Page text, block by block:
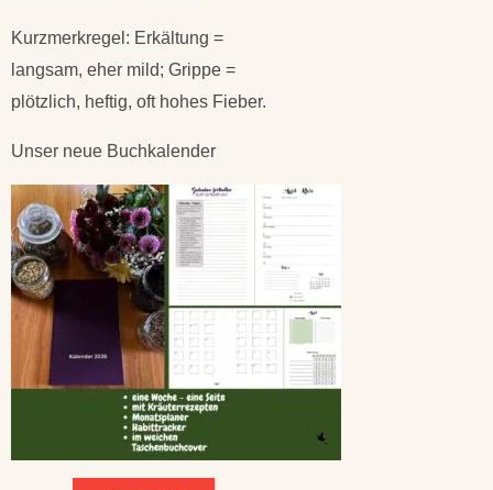
Kurzmerkregel: Erkältung =
langsam, eher mild; Grippe =
plötzlich, heftig, oft hohes Fieber.
Unser neue Buchkalender